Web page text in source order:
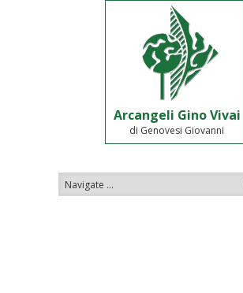
Arcangeli Gino Vivai
di Genovesi Giovanni